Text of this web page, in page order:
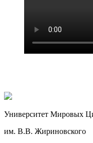
Университет Мировых
им. В.В. Жириновского